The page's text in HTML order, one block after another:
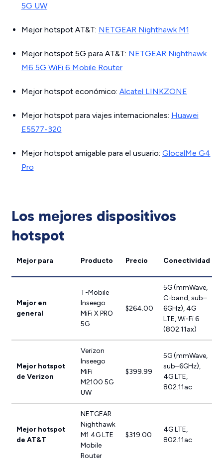
5G UW
Mejor hotspot AT&T: NETGEAR Nighthawk M1
Mejor hotspot 5G para AT&T: NETGEAR Nighthawk
M6 5G WiFi 6 Mobile Router
Mejor hotspot económico: Alcatel LINKZONE
Mejor hotspot para viajes internacionales: Huawei
E5577-320
Mejor hotspot amigable para el usuario: GlocalMe G4
Pro
Los mejores dispositivos
hotspot
Mejor para Producto Precio Conectividad
Mejor en
general
T-Mobile
Inseego
MiFi X PRO
5G
$264.00
5G (mmWave,
C-band, sub–
6GHz), 4G
LTE, Wi-Fi 6
(802.11ax)
Mejor hotspot
de Verizon
Verizon
Inseego
MiFi
M2100 5G
UW
$399.99
5G (mmWave,
sub–6GHz),
4G LTE,
802.11ac
Mejor hotspot
de AT&T
NETGEAR
Nighthawk
M1 4G LTE
Mobile
Router
$319.00
4G LTE,
802.11ac